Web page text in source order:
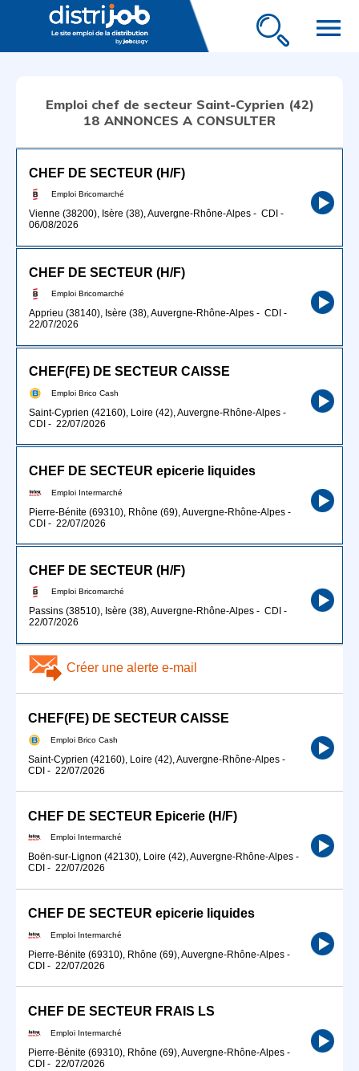
menu
Emploi chef de secteur Saint-Cyprien (42)
18 ANNONCES A CONSULTER
CHEF DE SECTEUR (H/F)
Emploi Bricomarché
Vienne (38200), Isère (38), Auvergne-Rhône-Alpes - CDI -
06/08/2026
CHEF DE SECTEUR (H/F)
Emploi Bricomarché
Apprieu (38140), Isère (38), Auvergne-Rhône-Alpes - CDI -
22/07/2026
CHEF(FE) DE SECTEUR CAISSE
Emploi Brico Cash
Saint-Cyprien (42160), Loire (42), Auvergne-Rhône-Alpes -
CDI - 22/07/2026
CHEF DE SECTEUR epicerie liquides
Emploi Intermarché
Pierre-Bénite (69310), Rhône (69), Auvergne-Rhône-Alpes -
CDI - 22/07/2026
CHEF DE SECTEUR (H/F)
Emploi Bricomarché
Passins (38510), Isère (38), Auvergne-Rhône-Alpes - CDI -
22/07/2026
Créer une alerte e-mail
CHEF(FE) DE SECTEUR CAISSE
Emploi Brico Cash
Saint-Cyprien (42160), Loire (42), Auvergne-Rhône-Alpes -
CDI - 22/07/2026
CHEF DE SECTEUR Epicerie (H/F)
Emploi Intermarché
Boën-sur-Lignon (42130), Loire (42), Auvergne-Rhône-Alpes -
CDI - 22/07/2026
CHEF DE SECTEUR epicerie liquides
Emploi Intermarché
Pierre-Bénite (69310), Rhône (69), Auvergne-Rhône-Alpes -
CDI - 22/07/2026
CHEF DE SECTEUR FRAIS LS
Emploi Intermarché
Pierre-Bénite (69310), Rhône (69), Auvergne-Rhône-Alpes -
CDI - 22/07/2026